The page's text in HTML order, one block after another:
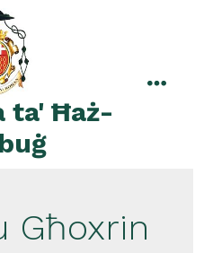
ta' Ħaż-
Għoxrin